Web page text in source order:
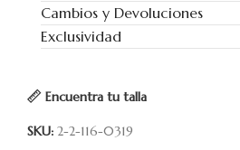
Encuentra tu talla
Cambios y Devoluciones
Exclusividad
SKU: 2-2-116-0319